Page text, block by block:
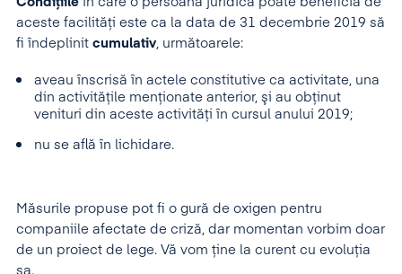
aceste facilităţi este ca la data de 31 decembrie 2019 să
fi îndeplinit cumulativ, următoarele:
aveau înscrisă în actele constitutive ca activitate, una
din activităţile menţionate anterior, şi au obţinut
venituri din aceste activităţi în cursul anului 2019;
nu se află în lichidare.
Măsurile propuse pot fi o gură de oxigen pentru
companiile afectate de criză, dar momentan vorbim doar
de un proiect de lege. Vă vom ține la curent cu evoluția
sa.